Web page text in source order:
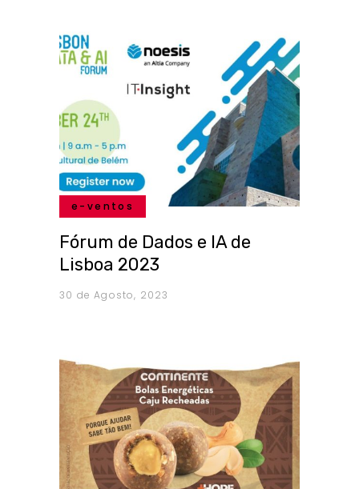
e-ventos
Fórum de Dados e IA de
Lisboa 2023
30 de Agosto, 2023